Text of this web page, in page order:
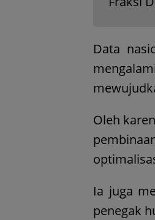
Data
Oleh
Ia juga
penegak